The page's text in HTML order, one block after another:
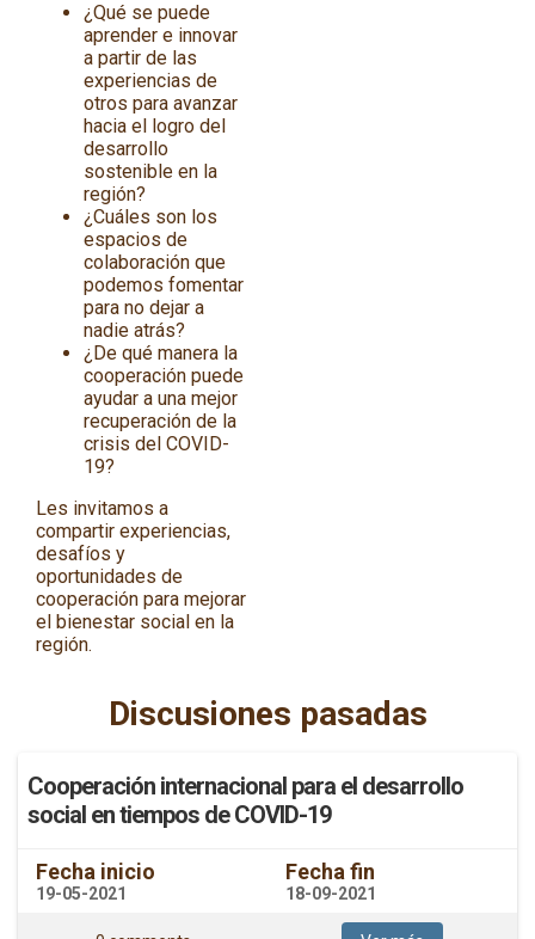
¿Qué se puede
aprender e innovar
a partir de las
experiencias de
otros para avanzar
hacia el logro del
desarrollo
sostenible en la
región?
¿Cuáles son los
espacios de
colaboración que
podemos fomentar
para no dejar a
nadie atrás?
¿De qué manera la
cooperación puede
ayudar a una mejor
recuperación de la
crisis del COVID-
19?
Les invitamos a
compartir experiencias,
desafíos y
oportunidades de
cooperación para mejorar
el bienestar social en la
región.
Discusiones pasadas
Cooperación internacional para el desarrollo
social en tiempos de COVID-19
Fecha inicio
19-05-2021
Fecha fin
18-09-2021